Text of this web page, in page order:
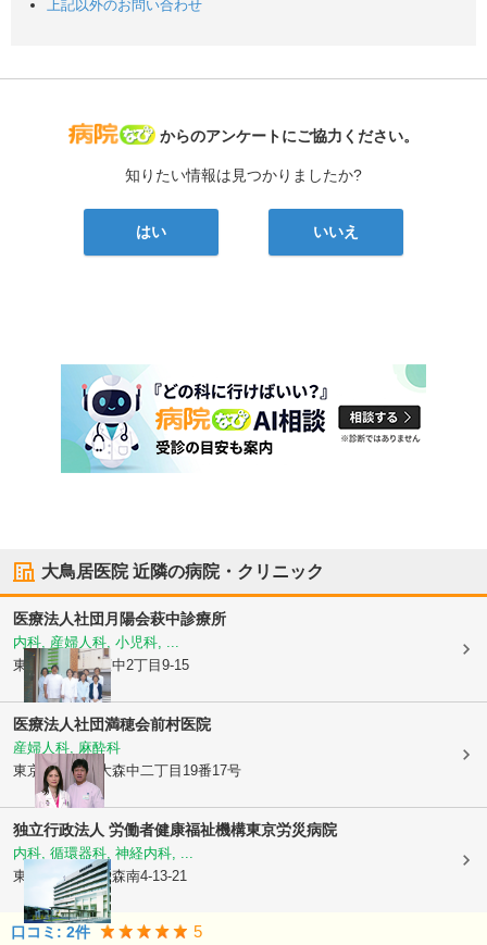
上記以外のお問い合わせ
病院なび
からのアンケートにご協力ください。
知りたい情報は見つかりましたか?
はい いいえ
大鳥居医院近隣の病院・クリニック
医療法人社団月陽会萩中診療所
内科, 産婦人科, 小児科, ...
東京都大田区萩中2丁目9-15
医療法人社団満穂会前村医院
産婦人科, 麻酔科
東京都大田区 大森中二丁目19番17号
独立行政法人 労働者健康福祉機構東京労災病院
内科, 循環器科, 神経内科, ...
東京都大田区大森南4-13-21
口コミ: 2件 5